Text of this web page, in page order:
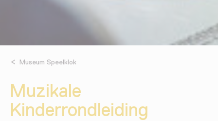
Museum Speelklok
Muzikale
Kinderrondleiding